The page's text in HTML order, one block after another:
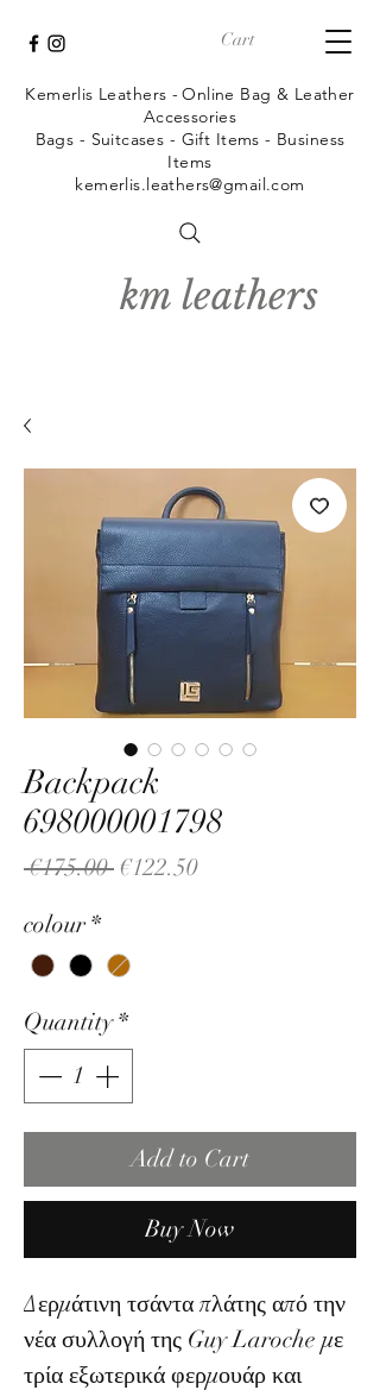
Cart
km leathers
Kemerlis Leathers - Online Bag & Leather
Accessories
Bags - Suitcases - Gift Items - Business
Items
kemerlis.leathers@gmail.com
Backpack
698000001798
€175.00 Regular
€122.50Sale
colour *
Quantity *
Add to Cart
Buy Now
Δερμάτινη τσάντα πλάτης από την
νέα συλλογή της Guy Laroche με
τρία εξωτερικά φερμουάρ και